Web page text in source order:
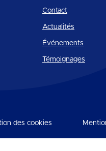
Contact
Actualités
Événements
Témoignages
des cookies